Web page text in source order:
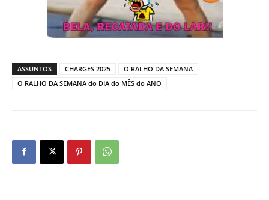
ASSUNTOS CHARGES 2025
O RALHO DA SEMANA
O RALHO DA SEMANA do DIA do MÊS do ANO